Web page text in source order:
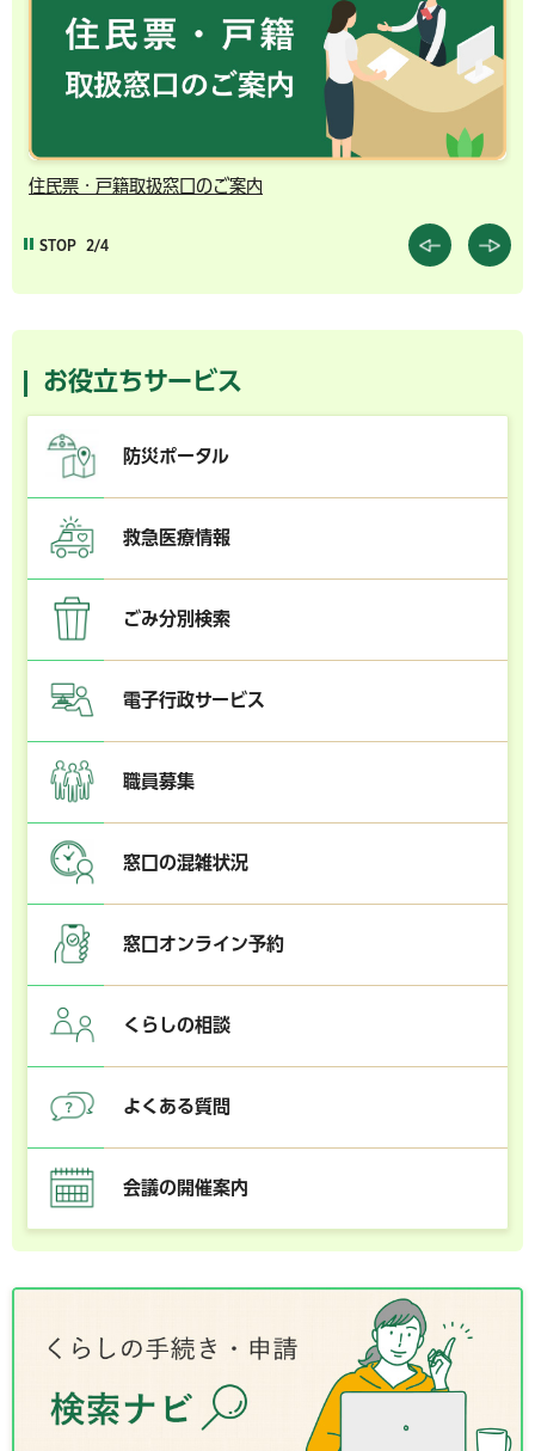
住民票・戸籍取扱窓口のご案内
STOP 2/4
お役立ちサービス
防災ポータル
救急医療情報
ごみ分別検索
電子行政サービス
職員募集
窓口の混雑状況
窓口オンライン予約
くらしの相談
よくある質問
会議の開催案内